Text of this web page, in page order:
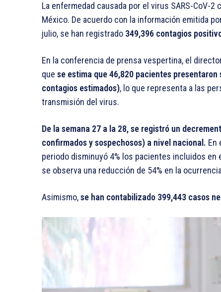
La enfermedad causada por el virus SARS-CoV-
México. De acuerdo con la información emitida
julio, se han registrado 349,396 contagios
En la conferencia de prensa vespertina, el
que se estima que 46,820 pacientes
contagios estimados), lo que representa a las
transmisión del virus.
De la semana 27 a la 28, se registró un
confirmados y sospechosos) a nivel nacional. En
periodo disminuyó 4% los pacientes incluidos
se observa una reducción de 54% en la
Asimismo,se han contabilizado 399,443 casos